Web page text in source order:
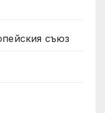
съюз